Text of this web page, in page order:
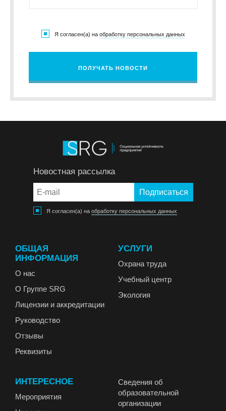
Я согласен(а) на обработку персональных данных
ПОЛУЧАТЬ НОВОСТИ
Новостная рассылка
Я согласен(а) на обработку персональных данных
ОБЩАЯ
ИНФОРМАЦИЯ
О нас
О Группе SRG
Лицензии и аккредитации
Руководство
Отзывы
Реквизиты
УСЛУГИ
Охрана труда
Учебный центр
Экология
ИНТЕРЕСНОЕ
Мероприятия
Сведения об
образовательной
организации